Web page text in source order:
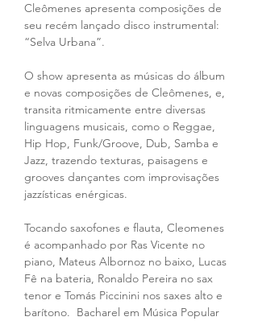
Cleômenes apresenta composições de
seu recém lançado disco instrumental:
“Selva Urbana”.
O show apresenta as músicas do álbum
e novas composições de Cleômenes, e,
transita ritmicamente entre diversas
linguagens musicais, como o Reggae,
Hip Hop, Funk/Groove, Dub, Samba e
Jazz, trazendo texturas, paisagens e
grooves dançantes com improvisações
jazzísticas enérgicas.
Tocando saxofones e flauta, Cleomenes
é acompanhado por Ras Vicente no
piano, Mateus Albornoz no baixo, Lucas
Fê na bateria, Ronaldo Pereira no sax
tenor e Tomás Piccinini nos saxes alto e
barítono.  Bacharel em Música Popular